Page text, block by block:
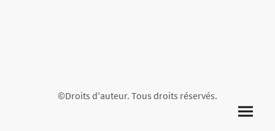
©Droits d'auteur. Tous droits réservés.